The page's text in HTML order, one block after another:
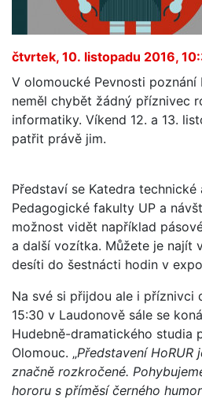
čtvrtek, 10. listopadu 2016,
V olomoucké Pevnosti
neměl chybět žádný příznivec
informatiky. Víkend 12. a 13.
patřit právě jim.
Představí se Katedra
Pedagogické fakulty UP a
možnost vidět například
a další vozítka. Můžete je najít
desíti do šestnácti hodin v
Na své si přijdou ale i příznivci
15:30 v Laudonově sále se
Hudebně-dramatického studia
Olomouc. „Představení
značně rozkročené.
hororu s příměsí černého